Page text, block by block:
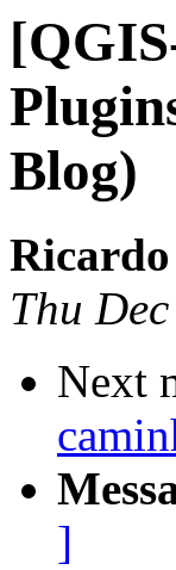
Blog)
Thu
Next
]